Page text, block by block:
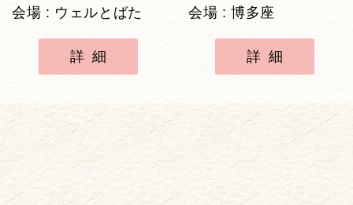
会場 : ウェルとばた
詳細
会場 : 博多座
詳細